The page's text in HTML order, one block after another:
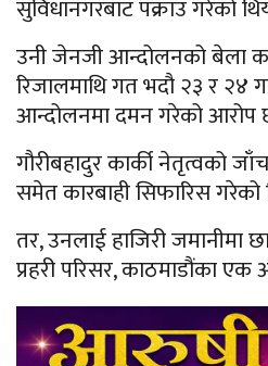
सुविधानगरबाट पक्राउ गरेको
उनी जेनजी आन्दोलनको बेला
रिजालमाथि गत भदौ २३ र
आन्दोलनमा दमन गरेको आरोप
गौरीबहादुर कार्की नेतृत्वको
समेत कारबाही सिफारिस गरेको
तर, उनलाई हाजिरी
प्रहरी परिसर, काठमाडौंका